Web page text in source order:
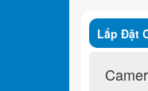
Lắp Đặt
Không